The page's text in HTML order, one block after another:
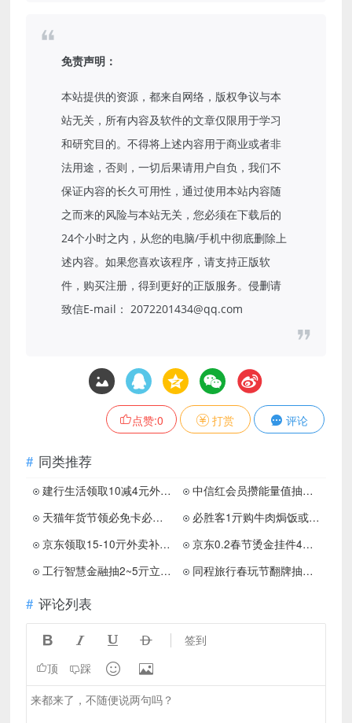
免责声明：
本站提供的资源，都来自网络，版权争议与本
站无关，所有内容及软件的文章仅限用于学习
和研究目的。不得将上述内容用于商业或者非
法用途，否则，一切后果请用户自负，我们不
保证内容的长久可用性，通过使用本站内容随
之而来的风险与本站无关，您必须在下载后的
24个小时之内，从您的电脑/手机中彻底删除上
述内容。如果您喜欢该程序，请支持正版软
件，购买注册，得到更好的正版服务。侵删请
致信E-mail： 2072201434@qq.com
评论
打赏
点赞:0
同类推荐
建行生活领取10减4元外卖券
中信红会员攒能量值抽取实物
天猫年货节领必免卡必得免单
必胜客1亓购牛肉焗饭或意面
京东领取15-10亓外卖补贴券
京东0.2春节烫金挂件4个 可多拍
工行智慧金融抽2~5亓立减金
同程旅行春玩节翻牌抽满减券
评论列表
    签到
顶 踩  